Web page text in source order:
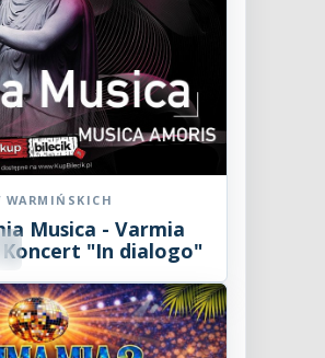
WARMIŃSKICH
Musica - Varmia
Koncert "In dialogo"